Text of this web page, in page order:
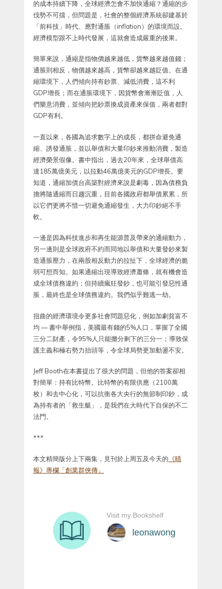
的成本持續下降，全球經濟怎會不加快通縮？通縮的步
伐勢不可擋，但問題是，社會的整個經濟系統卻建基於
「前科技」時代、應對通脹（inflation）的環境而設。
經濟模型跟不上時代發展，這就會造成嚴重的後果。
簡單來說，通縮是指物價越來越低，貨幣越來越值錢；
通脹則相反，物價越來越高，貨幣卻越來越貶值。在通
縮環境下，人們傾向持有鈔票、減低消費，這不利
GDP增長；而在通脹環境下，因貨幣會漸漸貶值，人
們樂意消費，並傾向把鈔票換成資產來保值，兩者都對
GDP有利。
一直以來，各國為追求數字上的成長，都拼命避免通
縮、誘發通脹，並以舉債和大量印鈔來推動消費，製造
經濟榮景假像。書中指出，過去20年來，全球舉債高
達185萬億美元，以拉動46萬億美元的GDP增長。要
知道，通縮加債台高築對經濟來說是劇毒，因為債務負
擔將隨通縮而日趨沉重，目前各國政府都舉債累累，所
以它們更將不惜一切避免通縮發生，大力印鈔絕不手
軟。
一邊是因為科技進步和再生能源普及帶來的通縮動力，
另一邊則是全球政府不約而同地以舉債和大量發鈔來製
造通脹壓力，在兩股相反動力的拉扯下，全球經濟的脆
弱可想而知。如果通縮出現導致經濟蕭條，就有機會造
成全球債務違約；但持續瘋狂發鈔，也可能引發惡性通
脹，最終也是全球債務違約。我們似乎難逃一劫。
扭曲的經濟環境令更多社會問題惡化，例如加劇貧富不
均 — 書中舉例指，美國最有錢的5%人口，掌握了全國
三分二財產，令95%人只能攤分剩下的三分一；導致保
護主義和極右勢力抬頭等，令全球局勢更加動盪不安。
Jeff Booth在本書提出了很大的問題，但他的答案卻相
對簡單：持有比特幣。比特幣的有限供應（2100萬
枚）和去中心化，可以抗衡各大央行的無節制印鈔，成
為持有者的「救生艇」，是我們在大時代下自保的不二
法門。
***
本文精簡版分上下兩集，見刊於上周五及今天的 《晴
報》專欄「創業群俠傳」